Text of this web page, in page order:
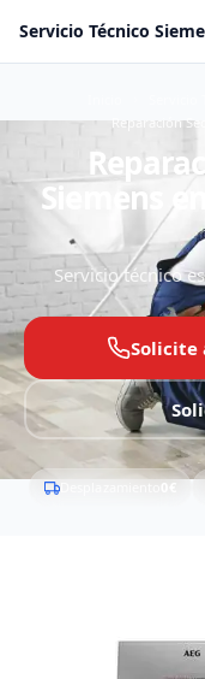
Servicio Técnico
Reparación
Siemens
Servicio técnico
Solicite
Desplazamiento 0€